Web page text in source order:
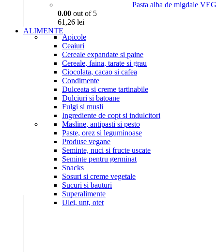
Pasta alba de migdale
0.00 out of 5
61,26 lei
ALIMENTE
Apicole
Ceaiuri
Cereale expandate si paine
Cereale, faina, tarate si grau
Ciocolata, cacao si cafea
Condimente
Dulceata si creme tartinabile
Dulciuri si batoane
Fulgi si musli
Ingrediente de copt si indulcitori
Masline, antipasti si pesto
Paste, orez si leguminoase
Produse vegane
Seminte, nuci si fructe uscate
Seminte pentru germinat
Snacks
Sosuri si creme vegetale
Sucuri si bauturi
Superalimente
Ulei, unt, otet